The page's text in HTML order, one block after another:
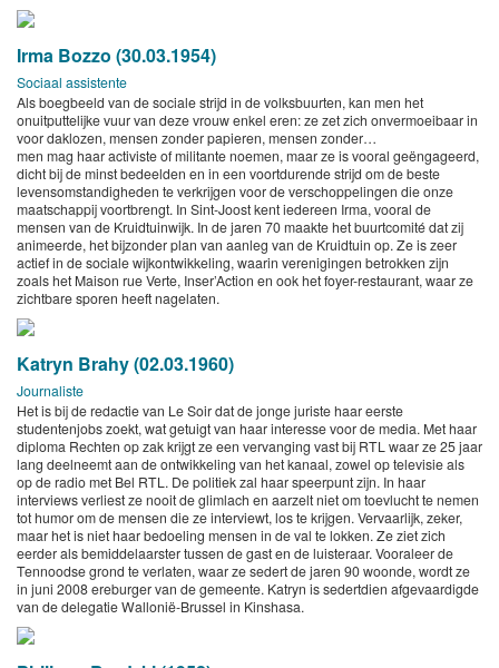
Irma Bozzo (30.03.1954)
Sociaal assistente
Als boegbeeld van de sociale strijd in de volksbuurten, kan men het
onuitputtelijke vuur van deze vrouw enkel eren: ze zet zich onvermoeibaar in
voor daklozen, mensen zonder papieren, mensen zonder…
men mag haar activiste of militante noemen, maar ze is vooral geëngageerd,
dicht bij de minst bedeelden en in een voortdurende strijd om de beste
levensomstandigheden te verkrijgen voor de verschoppelingen die onze
maatschappij voortbrengt. In Sint-Joost kent iedereen Irma, vooral de
mensen van de Kruidtuinwijk. In de jaren 70 maakte het buurtcomité dat zij
animeerde, het bijzonder plan van aanleg van de Kruidtuin op. Ze is zeer
actief in de sociale wijkontwikkeling, waarin verenigingen betrokken zijn
zoals het Maison rue Verte, Inser’Action en ook het foyer-restaurant, waar ze
zichtbare sporen heeft nagelaten.
Katryn Brahy (02.03.1960)
Journaliste
Het is bij de redactie van Le Soir dat de jonge juriste haar eerste
studentenjobs zoekt, wat getuigt van haar interesse voor de media. Met haar
diploma Rechten op zak krijgt ze een vervanging vast bij RTL waar ze 25 jaar
lang deelneemt aan de ontwikkeling van het kanaal, zowel op televisie als
op de radio met Bel RTL. De politiek zal haar speerpunt zijn. In haar
interviews verliest ze nooit de glimlach en aarzelt niet om toevlucht te nemen
tot humor om de mensen die ze interviewt, los te krijgen. Vervaarlijk, zeker,
maar het is niet haar bedoeling mensen in de val te lokken. Ze ziet zich
eerder als bemiddelaarster tussen de gast en de luisteraar. Vooraleer de
Tennoodse grond te verlaten, waar ze sedert de jaren 90 woonde, wordt ze
in juni 2008 ereburger van de gemeente. Katryn is sedertdien afgevaardigde
van de delegatie Wallonië-Brussel in Kinshasa.